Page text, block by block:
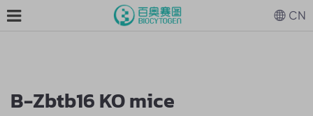
B-Zbtb16 KO mice
CN